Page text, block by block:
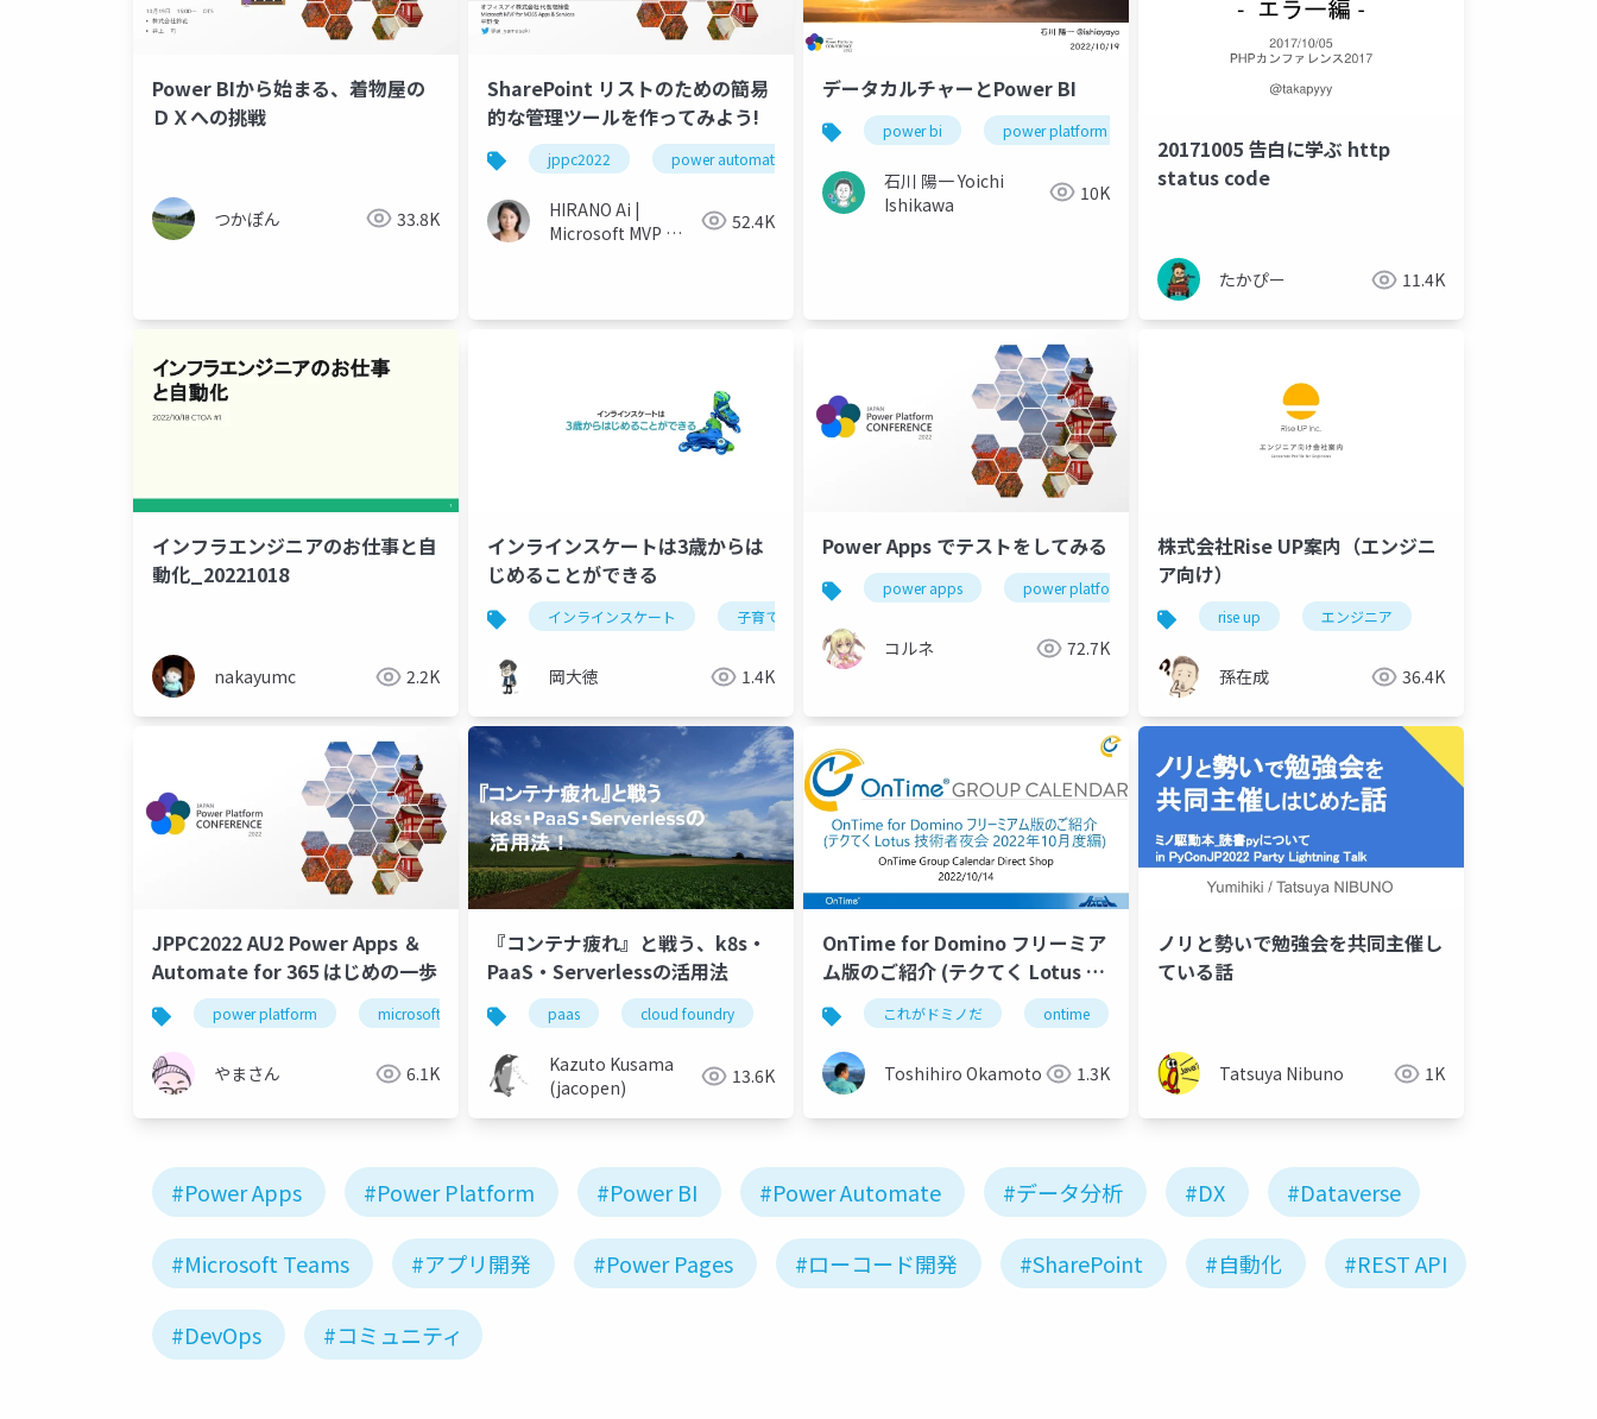
Power BIから始まる、着物屋の
ＤＸへの挑戦
つかぽん 33.8K
SharePoint リストのための簡易
的な管理ツールを作ってみよう!
jppc2022 power automate
HIRANO Ai |
Microsoft MVP 👉
52.4K
データカルチャーとPower BI
power bi power platform
石川 陽一 Yoichi
Ishikawa
10K
20171005 告白に学ぶ http
status code
たかぴー 11.4K
インフラエンジニアのお仕事と自
動化_20221018
nakayumc 2.2K
インラインスケートは3歳からは
じめることができる
インラインスケート 子育て
岡大徳 1.4K
Power Apps でテストをしてみる
power apps power platform jppc2022
コルネ 72.7K
株式会社Rise UP案内（エンジニ
ア向け）
rise up エンジニア
孫在成 36.4K
JPPC2022 AU2 Power Apps ＆
Automate for 365 はじめの一歩
power platform microsoft 365 jppc2022 power apps power automate
やまさん 6.1K
『コンテナ疲れ』と戦う、k8s・
PaaS・Serverlessの活用法
paas cloud foundry serverless kubernetes
Kazuto Kusama
(jacopen)
13.6K
OnTime for Domino フリーミア
ム版のご紹介 (テクてく Lotus 技
術者夜会 2022年10月度編)
これがドミノだ ontime
Toshihiro Okamoto 1.3K
ノリと勢いで勉強会を共同主催し
ている話
Tatsuya Nibuno 1K
#Power Apps #Power Platform #Power BI #Power Automate #データ分析 #DX #Dataverse
#Microsoft Teams #アプリ開発 #Power Pages #ローコード開発 #SharePoint #自動化 #REST API
#DevOps #コミュニティ